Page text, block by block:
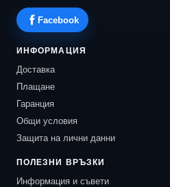
Facebook
ИНФОРМАЦИЯ
Доставка
Плащане
Гаранция
Общи условия
Защита на лични данни
ПОЛЕЗНИ ВРЪЗКИ
Информация и съвети